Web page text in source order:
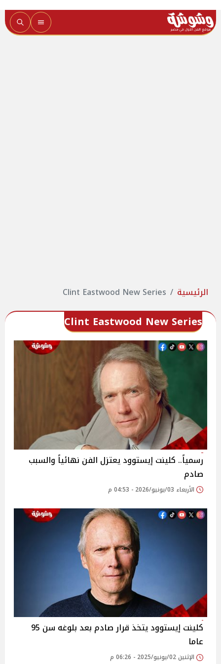
الرئيسية Clint Eastwood New Series
Clint Eastwood New Series
رسمياً.. كلينت إيستوود يعتزل الفن نهائياً والسبب
صادم
الأربعاء 03/يونيو/2026 - 04:53 م
كلينت إيستوود يتخذ قرار صادم بعد بلوغه سن 95
عاما
الإثنين 02/يونيو/2025 - 06:26 م